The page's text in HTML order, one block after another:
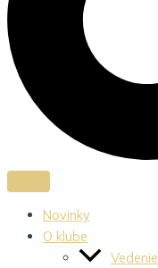
Novinky
O klube
Vedenie